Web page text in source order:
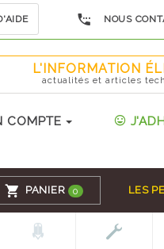
NOUS
L'INFORMATION
actualités et articles
COMPTE
PANIER 0 LES